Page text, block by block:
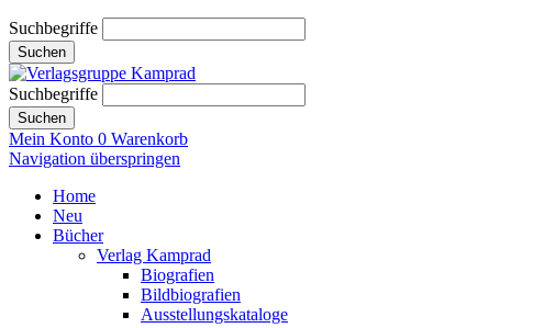
Suchbegriffe
Suchen
Suchbegriffe
Suchen
Mein Konto 0 Warenkorb
Navigation überspringen
Home
Neu
Bücher
Verlag Kamprad
Biografien
Bildbiografien
Ausstellungskataloge